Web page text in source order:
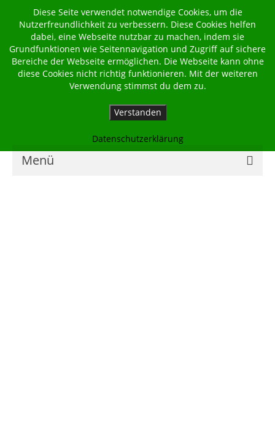
Menü
Diese Seite verwendet notwendige Cookies, um die
Nutzerfreundlichkeit zu verbessern. Diese Cookies helfen
dabei, eine Webseite nutzbar zu machen, indem sie
Grundfunktionen wie Seitennavigation und Zugriff auf sichere
Bereiche der Webseite ermöglichen. Die Webseite kann ohne
diese Cookies nicht richtig funktionieren. Mit der weiteren
Verwendung stimmst du dem zu.
Verstanden
Datenschutzerklärung